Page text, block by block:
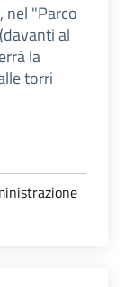
nel "Parco
al
la
torri